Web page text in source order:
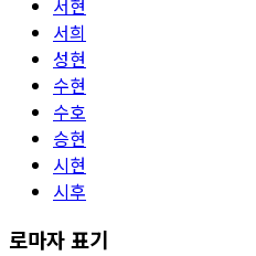
서희
성현
수현
수호
승현
시현
시후
로마자 표기